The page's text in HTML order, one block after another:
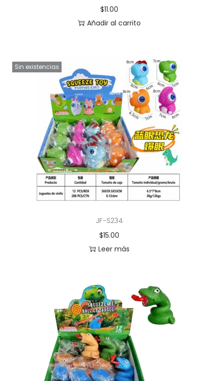
$11.00
Añadir al carrito
Sin existencias
JF-S234
$15.00
Leer más